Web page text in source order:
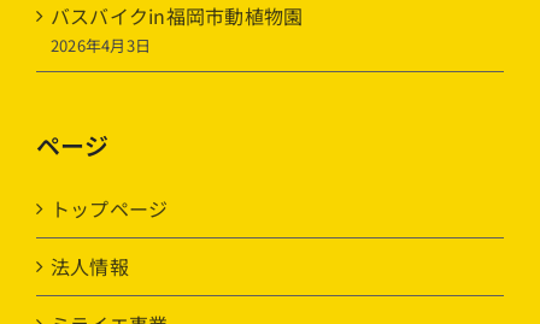
バスバイクin福岡市動植物園
2026年4月3日
ページ
トップページ
法人情報